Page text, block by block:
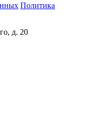
Политика
д. 20